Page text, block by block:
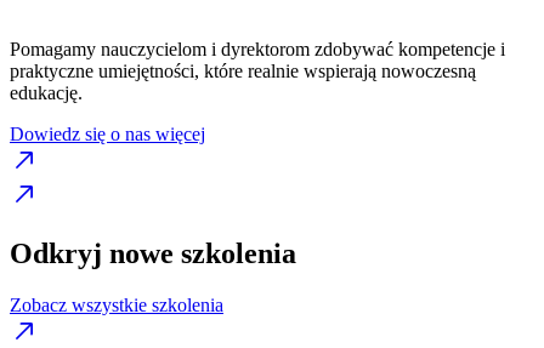
Pomagamy nauczycielom i dyrektorom zdobywać kompetencje i
praktyczne umiejętności, które realnie wspierają nowoczesną
edukację.
Dowiedz się o nas więcej
Odkryj nowe szkolenia
Zobacz wszystkie szkolenia